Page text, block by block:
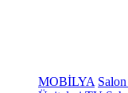
MOBİLYA